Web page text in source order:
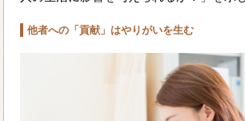
他者への「貢献」はやりがいを生む